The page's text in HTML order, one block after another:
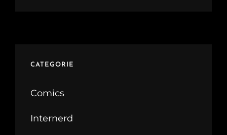
CATEGORIE
Comics
Internerd